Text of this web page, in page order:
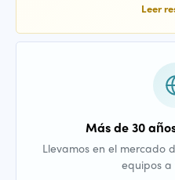
Leer
Más de 30
Llevamos en el mercado
equipos a